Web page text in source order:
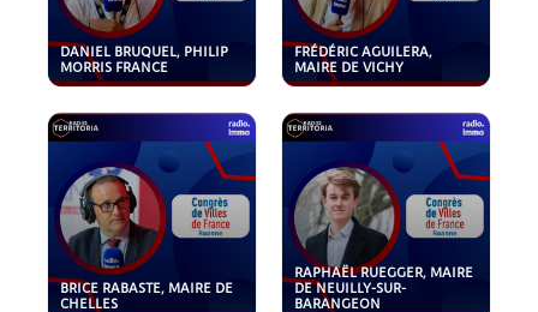
DANIEL BRUQUEL, PHILIP
MORRIS FRANCE
FRÉDÉRIC AGUILERA,
MAIRE DE VICHY
BRICE RABASTE, MAIRE DE
CHELLES
RAPHAËL RUEGGER, MAIRE
DE NEUILLY-SUR-
BARANGEON